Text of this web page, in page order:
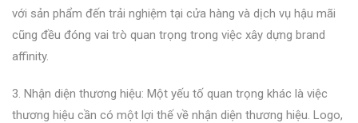
với sản phẩm đến trải nghiệm tại cửa hàng và dịch vụ hậu mãi
cũng đều đóng vai trò quan trọng trong việc xây dựng brand
affinity.
3. Nhận diện thương hiệu: Một yếu tố quan trọng khác là việc
thương hiệu cần có một lợi thế về nhận diện thương hiệu. Logo,